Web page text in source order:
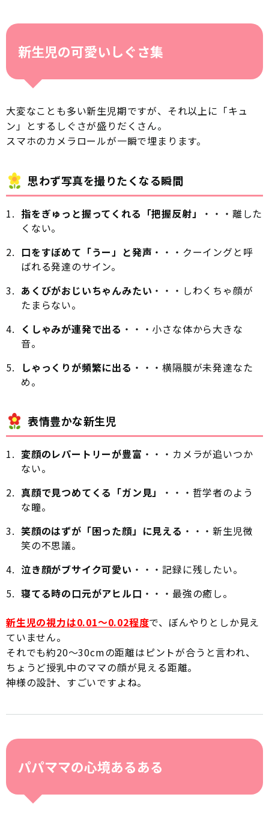
新生児の可愛いしぐさ集
大変なことも多い新生児期ですが、それ以上に「キュ
ン」とするしぐさが盛りだくさん。
スマホのカメラロールが一瞬で埋まります。
思わず写真を撮りたくなる瞬間
指をぎゅっと握ってくれる「把握反射」
・・・離した
くない。
口をすぼめて「うー」と発声 ・・・クーイングと呼
ばれる発達のサイン。
あくびがおじいちゃんみたい ・・・しわくちゃ顔が
たまらない。
くしゃみが連発で出る ・・・小さな体から大きな
音。
しゃっくりが頻繁に出る ・・・横隔膜が未発達なた
め。
表情豊かな新生児
変顔のレパートリーが豊富 ・・・カメラが追いつか
ない。
真顔で見つめてくる「ガン見」
・・・哲学者のよう
な瞳。
笑顔のはずが「困った顔」に見える ・・・新生児微
笑の不思議。
泣き顔がブサイク可愛い ・・・記録に残したい。
寝てる時の口元がアヒル口 ・・・最強の癒し。
新生児の視力は0.01〜0.02程度で、ぼんやりとしか見え
ていません。
それでも約20〜30cmの距離はピントが合うと言われ、
ちょうど授乳中のママの顔が見える距離。
神様の設計、すごいですよね。
パパママの心境あるある